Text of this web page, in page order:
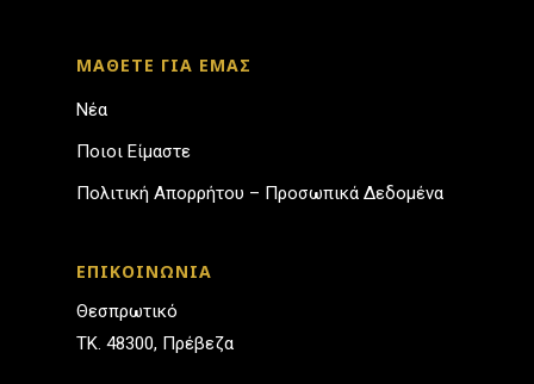
ΜΑΘΕΤΕ ΓΙΑ ΕΜΑΣ
Νέα
Ποιοι Είμαστε
Πολιτική Απορρήτου – Προσωπικά Δεδομένα
ΕΠΙΚΟΙΝΩΝΙΑ
Θεσπρωτικό
ΤΚ. 48300, Πρέβεζα